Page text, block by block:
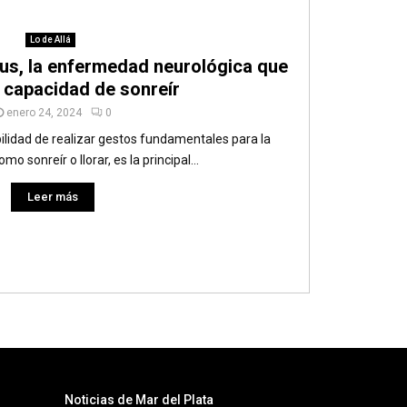
Lo de Allá
la enfermedad neurológica que
de sonreír
enero 24, 2024 0
de realizar gestos fundamentales para la
sonreír o llorar, es la principal...
Leer más
Noticias de Mar del Plata